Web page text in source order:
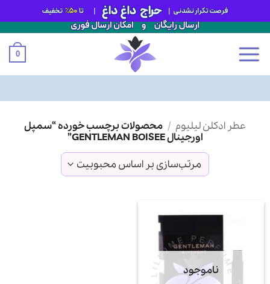
0
عطر ادکلن لیلیوم / محصولات برچسب خورده “سمپل
اورجینال GENTLEMAN BOISEE”
ناموجود